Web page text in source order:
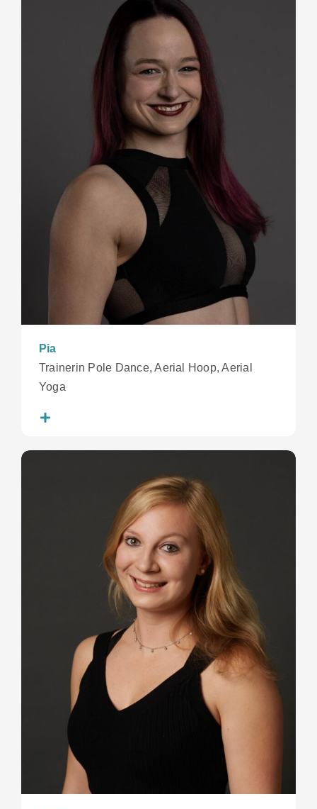
Pia
Trainerin Pole Dance, Aerial Hoop, Aerial
Yoga